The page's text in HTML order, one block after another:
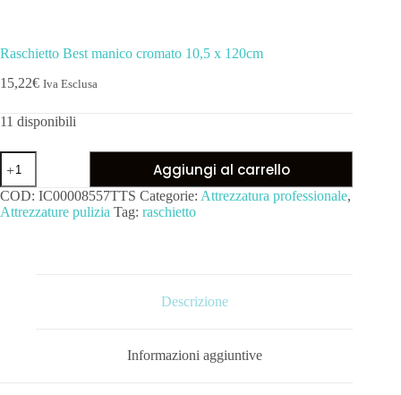
Raschietto Best manico cromato 10,5 x 120cm
15,22€ Iva Esclusa
11 disponibili
Aggiungi al carrello
COD: IC00008557TTS Categorie: Attrezzatura professionale,
Attrezzature pulizia Tag: raschietto
Descrizione
Informazioni aggiuntive